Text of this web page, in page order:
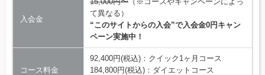
入会金
て異なる）
“このサイトからの入会”で入会金0円キャン
ペーン実施中！
コース料金
92,400円(税込)：クイック1ヶ月コース
184,800円(税込)：ダイエットコース